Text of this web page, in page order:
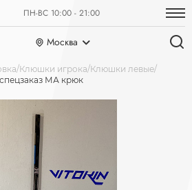
ПН-ВС 10:00 - 21:00
Москва
Клюшки игрока Клюшки левые
МА крюк